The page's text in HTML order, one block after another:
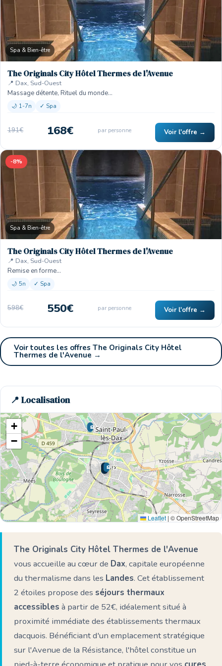
Spa & Bien-être
The Originals City Hôtel Thermes de l'Avenue
📍 Dax, Sud-Ouest
Massage détente, Rituel du monde…
🌙 1-7n ✓ Spa
191€ 168€ par personne Voir l'offre →
-8%
Spa & Bien-être
The Originals City Hôtel Thermes de l'Avenue
📍 Dax, Sud-Ouest
Remise en forme…
🌙 5n ✓ Spa
598€ 550€ par personne Voir l'offre →
Voir toutes les offres The Originals City Hôtel
Thermes de l'Avenue →
📍 Localisation
🌊 Ici
🏨
🏨
+
−
Leaflet | © OpenStreetMap
The Originals City Hôtel Thermes de l'Avenue
vous accueille au cœur de Dax, capitale européenne
du thermalisme dans les Landes. Cet établissement
2 étoiles propose des séjours thermaux
accessibles à partir de 52€, idéalement situé à
proximité immédiate des établissements thermaux
dacquois. Bénéficiant d'un emplacement stratégique
sur l'Avenue de la Résistance, l'hôtel constitue un